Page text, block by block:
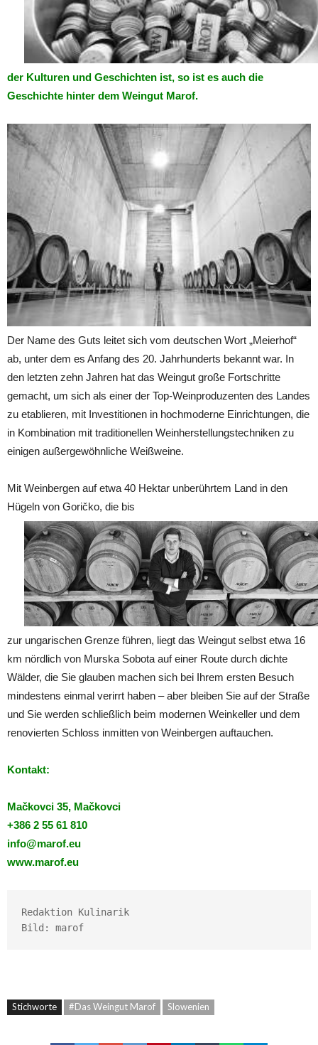
der Kulturen und Geschichten ist, so ist es auch die
Geschichte hinter dem Weingut Marof.
Der Name des Guts leitet sich vom deutschen Wort „Meierhof“
ab, unter dem es Anfang des 20. Jahrhunderts bekannt war. In
den letzten zehn Jahren hat das Weingut große Fortschritte
gemacht, um sich als einer der Top-Weinproduzenten des Landes
zu etablieren, mit Investitionen in hochmoderne Einrichtungen, die
in Kombination mit traditionellen Weinherstellungstechniken zu
einigen außergewöhnliche Weißweine.
Mit Weinbergen auf etwa 40 Hektar unberührtem Land in den
Hügeln von Goričko, die bis
zur ungarischen Grenze führen, liegt das Weingut selbst etwa 16
km nördlich von Murska Sobota auf einer Route durch dichte
Wälder, die Sie glauben machen sich bei Ihrem ersten Besuch
mindestens einmal verirrt haben – aber bleiben Sie auf der Straße
und Sie werden schließlich beim modernen Weinkeller und dem
renovierten Schloss inmitten von Weinbergen auftauchen.
Kontakt:
Mačkovci 35, Mačkovci
+386 2 55 61 810
info@marof.eu
www.marof.eu
Redaktion Kulinarik
Bild: marof
Stichworte #Das Weingut Marof Slowenien